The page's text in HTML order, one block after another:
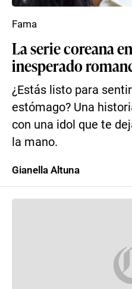
La serie coreana
inesperado
¿Estás listo para
estómago? Una
con una idol que te
la mano.
Fama
Gianella Altuna